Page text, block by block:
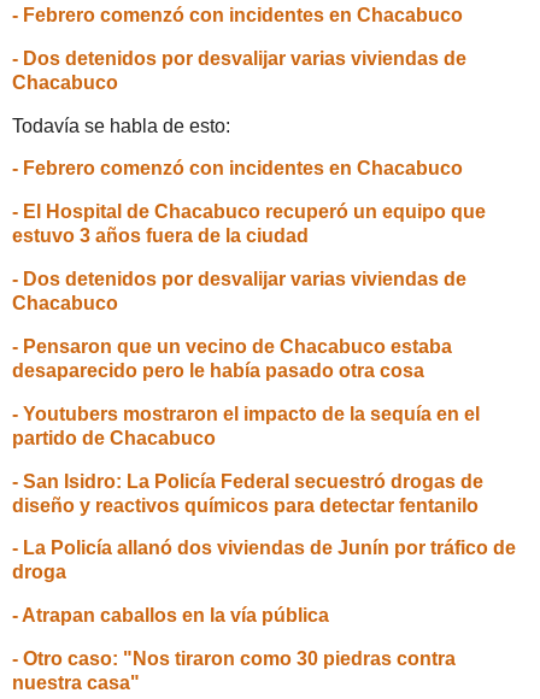
- Febrero comenzó con incidentes en Chacabuco
- Dos detenidos por desvalijar varias viviendas de
Chacabuco
Todavía se habla de esto:
- Febrero comenzó con incidentes en Chacabuco
- El Hospital de Chacabuco recuperó un equipo que
estuvo 3 años fuera de la ciudad
- Dos detenidos por desvalijar varias viviendas de
Chacabuco
- Pensaron que un vecino de Chacabuco estaba
desaparecido pero le había pasado otra cosa
- Youtubers mostraron el impacto de la sequía en el
partido de Chacabuco
- San Isidro: La Policía Federal secuestró drogas de
diseño y reactivos químicos para detectar fentanilo
- La Policía allanó dos viviendas de Junín por tráfico de
droga
- Atrapan caballos en la vía pública
- Otro caso: "Nos tiraron como 30 piedras contra
nuestra casa"